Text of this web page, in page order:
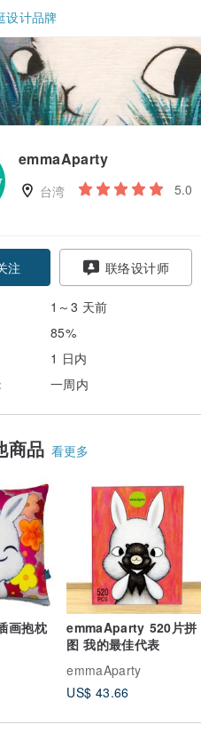
设计品牌
emmaAparty
台湾 5.0
注 联络设计师
1～3 天前
85%
1 日内
一周内
商品 看更多
画抱枕
emmaAparty 520片拼
图 我的最佳代表
emmaAparty
US$ 43.66